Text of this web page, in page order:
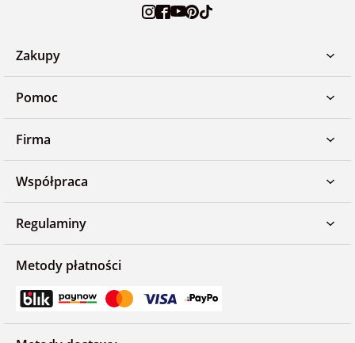
Zakupy
Pomoc
Firma
Współpraca
Regulaminy
Metody płatności